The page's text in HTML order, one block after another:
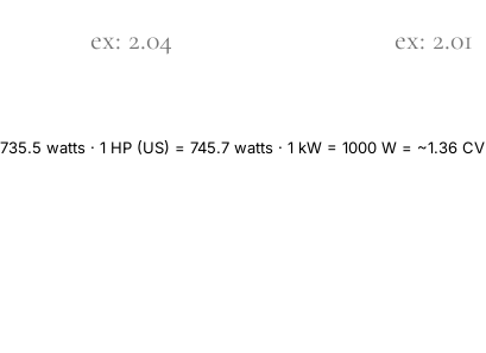
watts · 1 HP (US) = 745.7 watts · 1 kW = 1000 W = ~1.36 CV